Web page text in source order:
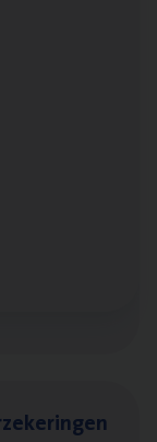
Inkomen
Van­b­